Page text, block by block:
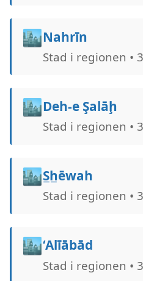
🏙️Nahrīn
Stad i regionen •
🏙️Deh-e Şalāḩ
Stad i regionen •
🏙️S̲h̲ēwah
Stad i regionen •
🏙️‘Alīābād
Stad i regionen •